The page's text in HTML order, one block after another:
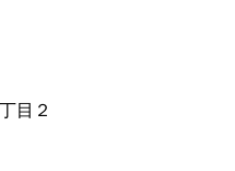
目２